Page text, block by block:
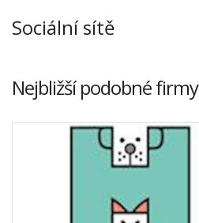
Sociální sítě
Nejbližší podobné firmy